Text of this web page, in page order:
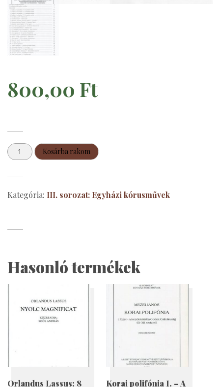
800,00 Ft
Responsoriale
Binatim
mennyiség
Kosárba rakom
Kategória: III. sorozat: Egyházi kórusművek
Hasonló termékek
Orlandus Lassus: 8
Korai polifónia I. – A